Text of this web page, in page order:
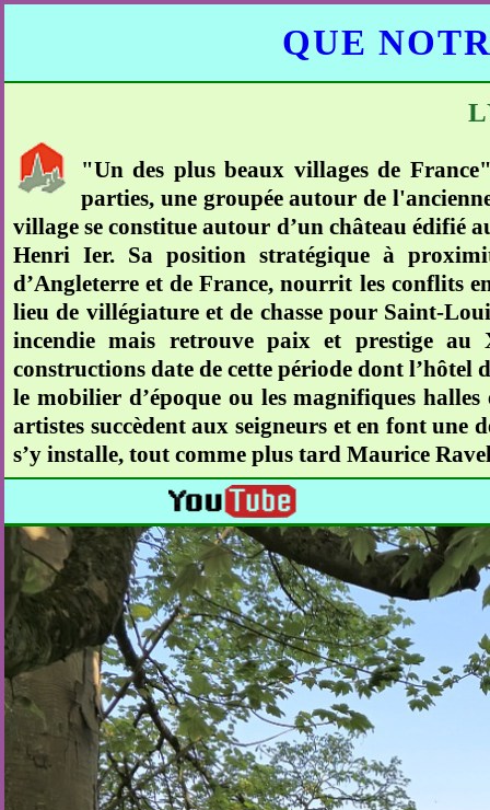
QUE
"Un des plus beaux villages de
parties, une groupée autour de
village se constitue autour d’un château édifié
Henri Ier. Sa position stratégique à
d’Angleterre et de France, nourrit les conflits
lieu de villégiature et de chasse pour Saint-
incendie mais retrouve paix et prestige au
constructions date de cette période dont l’hôtel
le mobilier d’époque ou les magnifiques
artistes succèdent aux seigneurs et en font
s’y installe, tout comme plus tard Maurice